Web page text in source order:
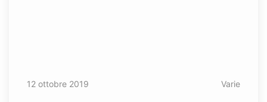
12 ottobre 2019 Varie